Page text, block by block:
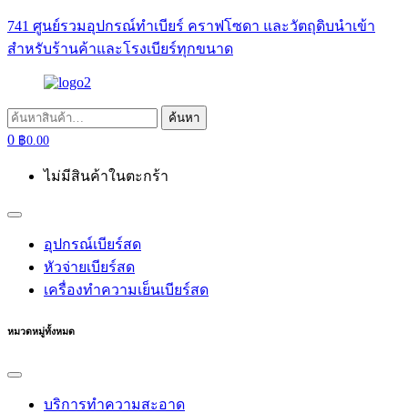
741 ศูนย์รวมอุปกรณ์ทำเบียร์ คราฟโซดา และวัตถุดิบนำเข้า
สำหรับร้านค้าและโรงเบียร์ทุกขนาด
ค้นหา: ค้นหา
0 ฿0.00
ไม่มีสินค้าในตะกร้า
อุปกรณ์เบียร์สด
หัวจ่ายเบียร์สด
เครื่องทำความเย็นเบียร์สด
หมวดหมู่ทั้งหมด
บริการทำความสะอาด